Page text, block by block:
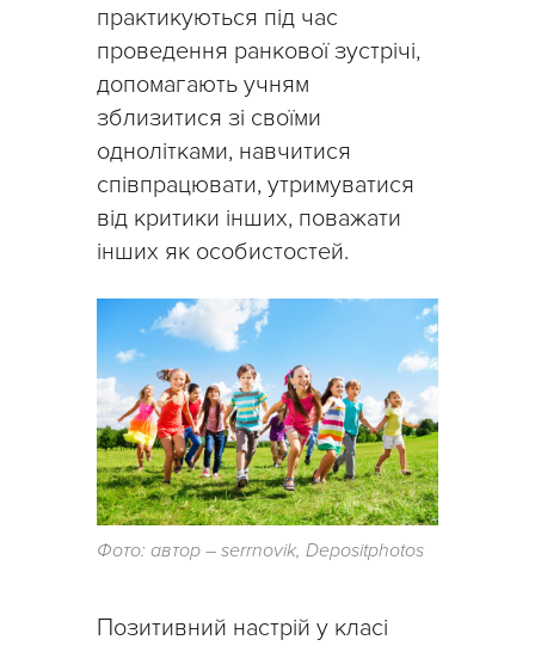
практикуються під час
проведення ранкової зустрічі,
допомагають учням
зблизитися зі своїми
однолітками, навчитися
співпрацювати, утримуватися
від критики інших, поважати
інших як особистостей.
Фото: автор – serrnovik, Depositphotos
Позитивний настрій у класі